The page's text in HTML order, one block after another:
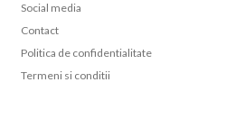
Social media
Contact
Politica de confidentialitate
Termeni si conditii